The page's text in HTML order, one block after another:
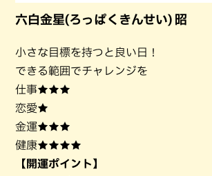
六白金星(ろっぱくきんせい) 昭
小さな目標を持つと良い日！
できる範囲でチャレンジを
仕事★★★
恋愛★
金運★★★
健康★★★★
【開運ポイント】